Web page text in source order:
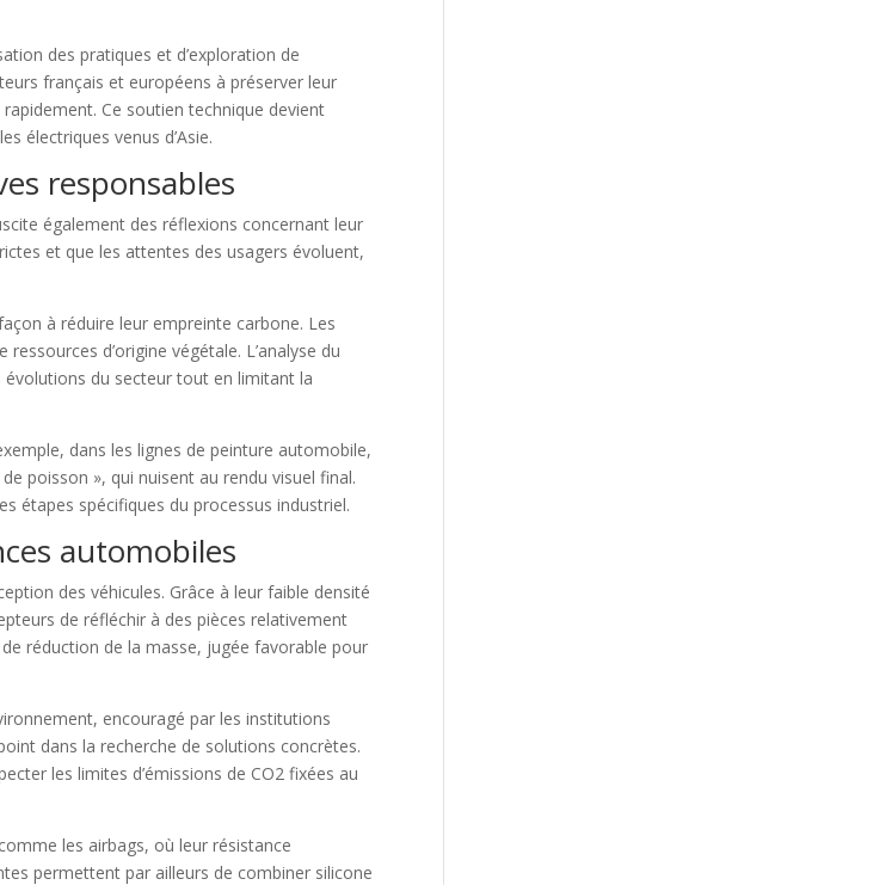
des pratiques et d’exploration de
français et européens à préserver leur
Ce soutien technique devient
électriques venus d’Asie.
responsables
également des réflexions concernant leur
et que les attentes des usagers évoluent,
à réduire leur empreinte carbone. Les
d’origine végétale. L’analyse du
du secteur tout en limitant la
dans les lignes de peinture automobile,
poisson », qui nuisent au rendu visuel final.
étapes spécifiques du processus industriel.
automobiles
des véhicules. Grâce à leur faible densité
de réfléchir à des pièces relativement
réduction de la masse, jugée favorable pour
encouragé par les institutions
dans la recherche de solutions concrètes.
les limites d’émissions de CO2 fixées au
les airbags, où leur résistance
permettent par ailleurs de combiner silicone